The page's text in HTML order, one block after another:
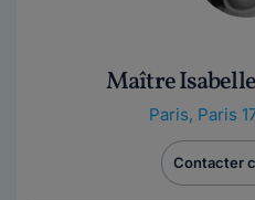
Maître
Paris, Paris
Contacter